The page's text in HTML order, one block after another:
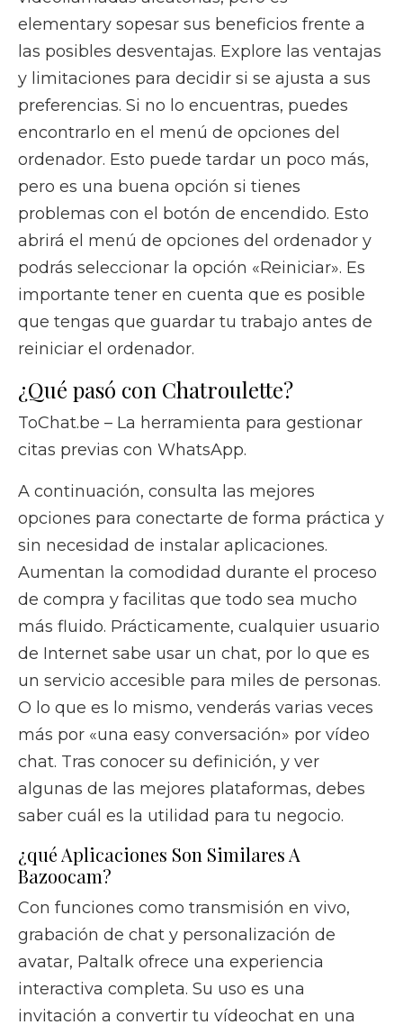
elementary sopesar sus beneficios frente a
las posibles desventajas. Explore las ventajas
y limitaciones para decidir si se ajusta a sus
preferencias. Si no lo encuentras, puedes
encontrarlo en el menú de opciones del
ordenador. Esto puede tardar un poco más,
pero es una buena opción si tienes
problemas con el botón de encendido. Esto
abrirá el menú de opciones del ordenador y
podrás seleccionar la opción «Reiniciar». Es
importante tener en cuenta que es posible
que tengas que guardar tu trabajo antes de
reiniciar el ordenador.
¿Qué pasó con Chatroulette?
ToChat.be – La herramienta para gestionar
citas previas con WhatsApp.
A continuación, consulta las mejores
opciones para conectarte de forma práctica y
sin necesidad de instalar aplicaciones.
Aumentan la comodidad durante el proceso
de compra y facilitas que todo sea mucho
más fluido. Prácticamente, cualquier usuario
de Internet sabe usar un chat, por lo que es
un servicio accesible para miles de personas.
O lo que es lo mismo, venderás varias veces
más por «una easy conversación» por vídeo
chat. Tras conocer su definición, y ver
algunas de las mejores plataformas, debes
saber cuál es la utilidad para tu negocio.
¿qué Aplicaciones Son Similares A
Bazoocam?
Con funciones como transmisión en vivo,
grabación de chat y personalización de
avatar, Paltalk ofrece una experiencia
interactiva completa. Su uso es una
invitación a convertir tu vídeochat en una